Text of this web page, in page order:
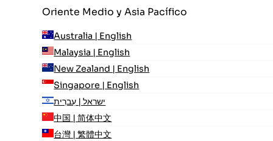
Oriente Medio y Asia Pacífico
Australia | English
Malaysia | English
New Zealand | English
Singapore | English
ישראל | עִברִית
中国 | 简体中文
台灣 | 繁體中文